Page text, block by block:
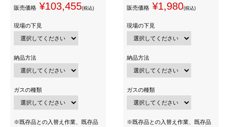
販売価格 ¥103,455(税込)
現場の下見
納品方法
ガスの種類
※既存品との入替え作業、既存品
販売価格 ¥1,980(税込)
現場の下見
納品方法
ガスの種類
※既存品との入替え作業、既存品